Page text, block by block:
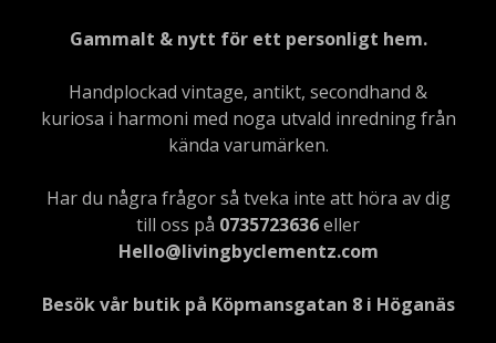
Gammalt & nytt för ett personligt hem.
Handplockad vintage, antikt, secondhand &
kuriosa i harmoni med noga utvald inredning från
kända varumärken.
Har du några frågor så tveka inte att höra av dig
till oss på 0735723636eller
Hello@livingbyclementz.com
Besök vår butik på Köpmansgatan 8 i Höganäs